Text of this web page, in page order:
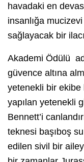
havadaki en
insanlığa
sağlayacak bir
Akademi Ödülü
güvence altına
yetenekli bir
yapılan yetenekli
Bennett’i
teknesi başıboş
edilen sivil bir